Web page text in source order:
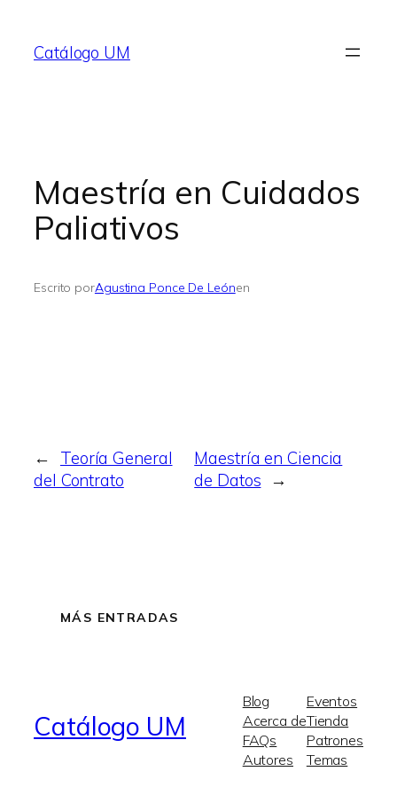
contenido
Catálogo UM
Maestría en Cuidados
Paliativos
Escrito porAgustina Ponce De Leónen
←
Teoría General
del Contrato
Maestría en Ciencia
de Datos →
MÁS ENTRADAS
Catálogo UM
Blog
Acerca de
FAQs
Autores
Eventos
Tienda
Patrones
Temas